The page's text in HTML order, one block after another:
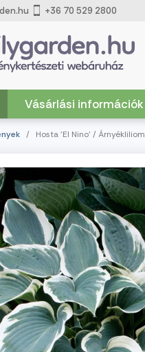
+36 70 529 2800
Vásárlási információk
/ Hosta 'El Nino' / Árnyékliliom